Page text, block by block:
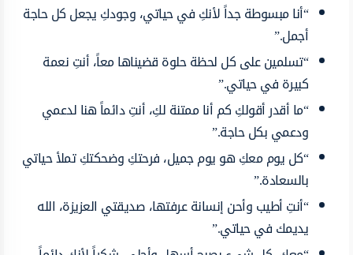
“أنا مبسوطة جداً لأنكِ في حياتي، وجودكِ يجعل كل حاجة
أجمل.”
“تسلمين على كل لحظة حلوة قضيناها معاً، أنتِ نعمة
كبيرة في حياتي.”
“ما أقدر أقولكِ كم أنا ممتنة لكِ، أنتِ دائماً هنا لدعمي
ودعمي بكل حاجة.”
“كل يوم معكِ هو يوم جميل، فرحتكِ وضحكتكِ تملأ حياتي
بالسعادة.”
“أنتِ أطيب وأحن إنسانة عرفتها، صديقتي العزيزة، الله
يديمك في حياتي.”